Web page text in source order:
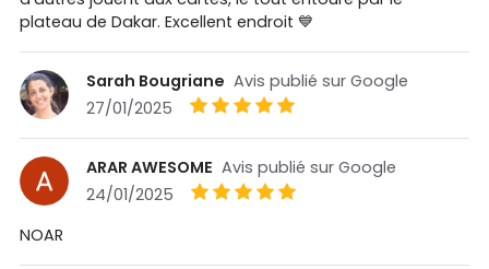
plateau de Dakar. Excellent endroit 💙
Sarah Bougriane Avis publié sur Google
27/01/2025
ARAR AWESOME Avis publié sur Google
24/01/2025
NOAR